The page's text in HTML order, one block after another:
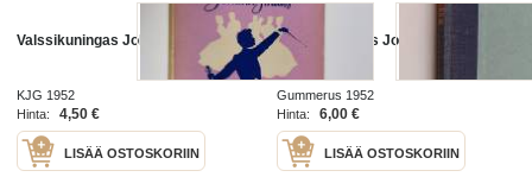
Valssikuningas Johann Strauss
KJG 1952
Hinta:
4,50 €
LISÄÄ OSTOSKORIIN
Valssikuningas Johann Strauss
Gummerus 1952
Hinta:
6,00 €
LISÄÄ OSTOSKORIIN